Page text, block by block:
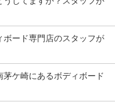
ード専門店のスタッフが
ケ崎にあるボディボード